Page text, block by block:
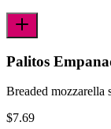
Palitos
Breaded mozzarella
$7.69